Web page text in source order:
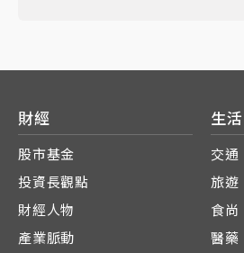
財經
股市基金
投資長觀點
財經人物
產業脈動
生活
交通
旅遊
食尚
醫藥